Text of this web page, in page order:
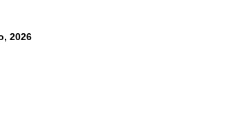
2026